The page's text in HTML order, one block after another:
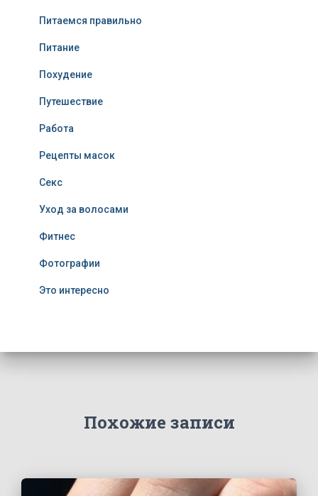
Питаемся правильно
Питание
Похудение
Путешествие
Работа
Рецепты масок
Секс
Уход за волосами
Фитнес
Фотографии
Это интересно
Похожие записи